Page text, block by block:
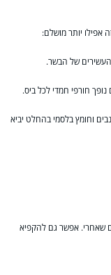
אפילו יותר מושלם:
של הבשר.
חורפי חמדי לכל ביס.
וחומץ בלסמי בהחלט יביא
נהדר גם ביום שאחרי. אפשר גם להקפיא